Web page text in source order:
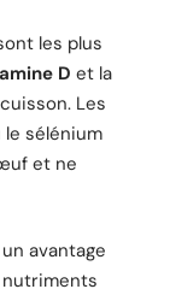
les plus
D et la
Les
sélénium
et ne
avantage